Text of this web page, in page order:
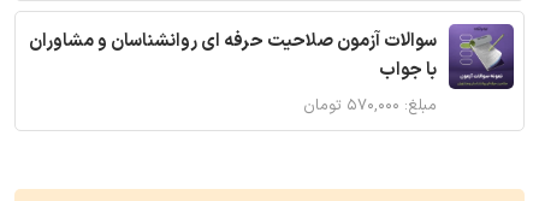
سوالات آزمون صلاحیت حرفه ای روانشناسان و مشاوران
با جواب
مبلغ: ۵۷۰,۰۰۰ تومان